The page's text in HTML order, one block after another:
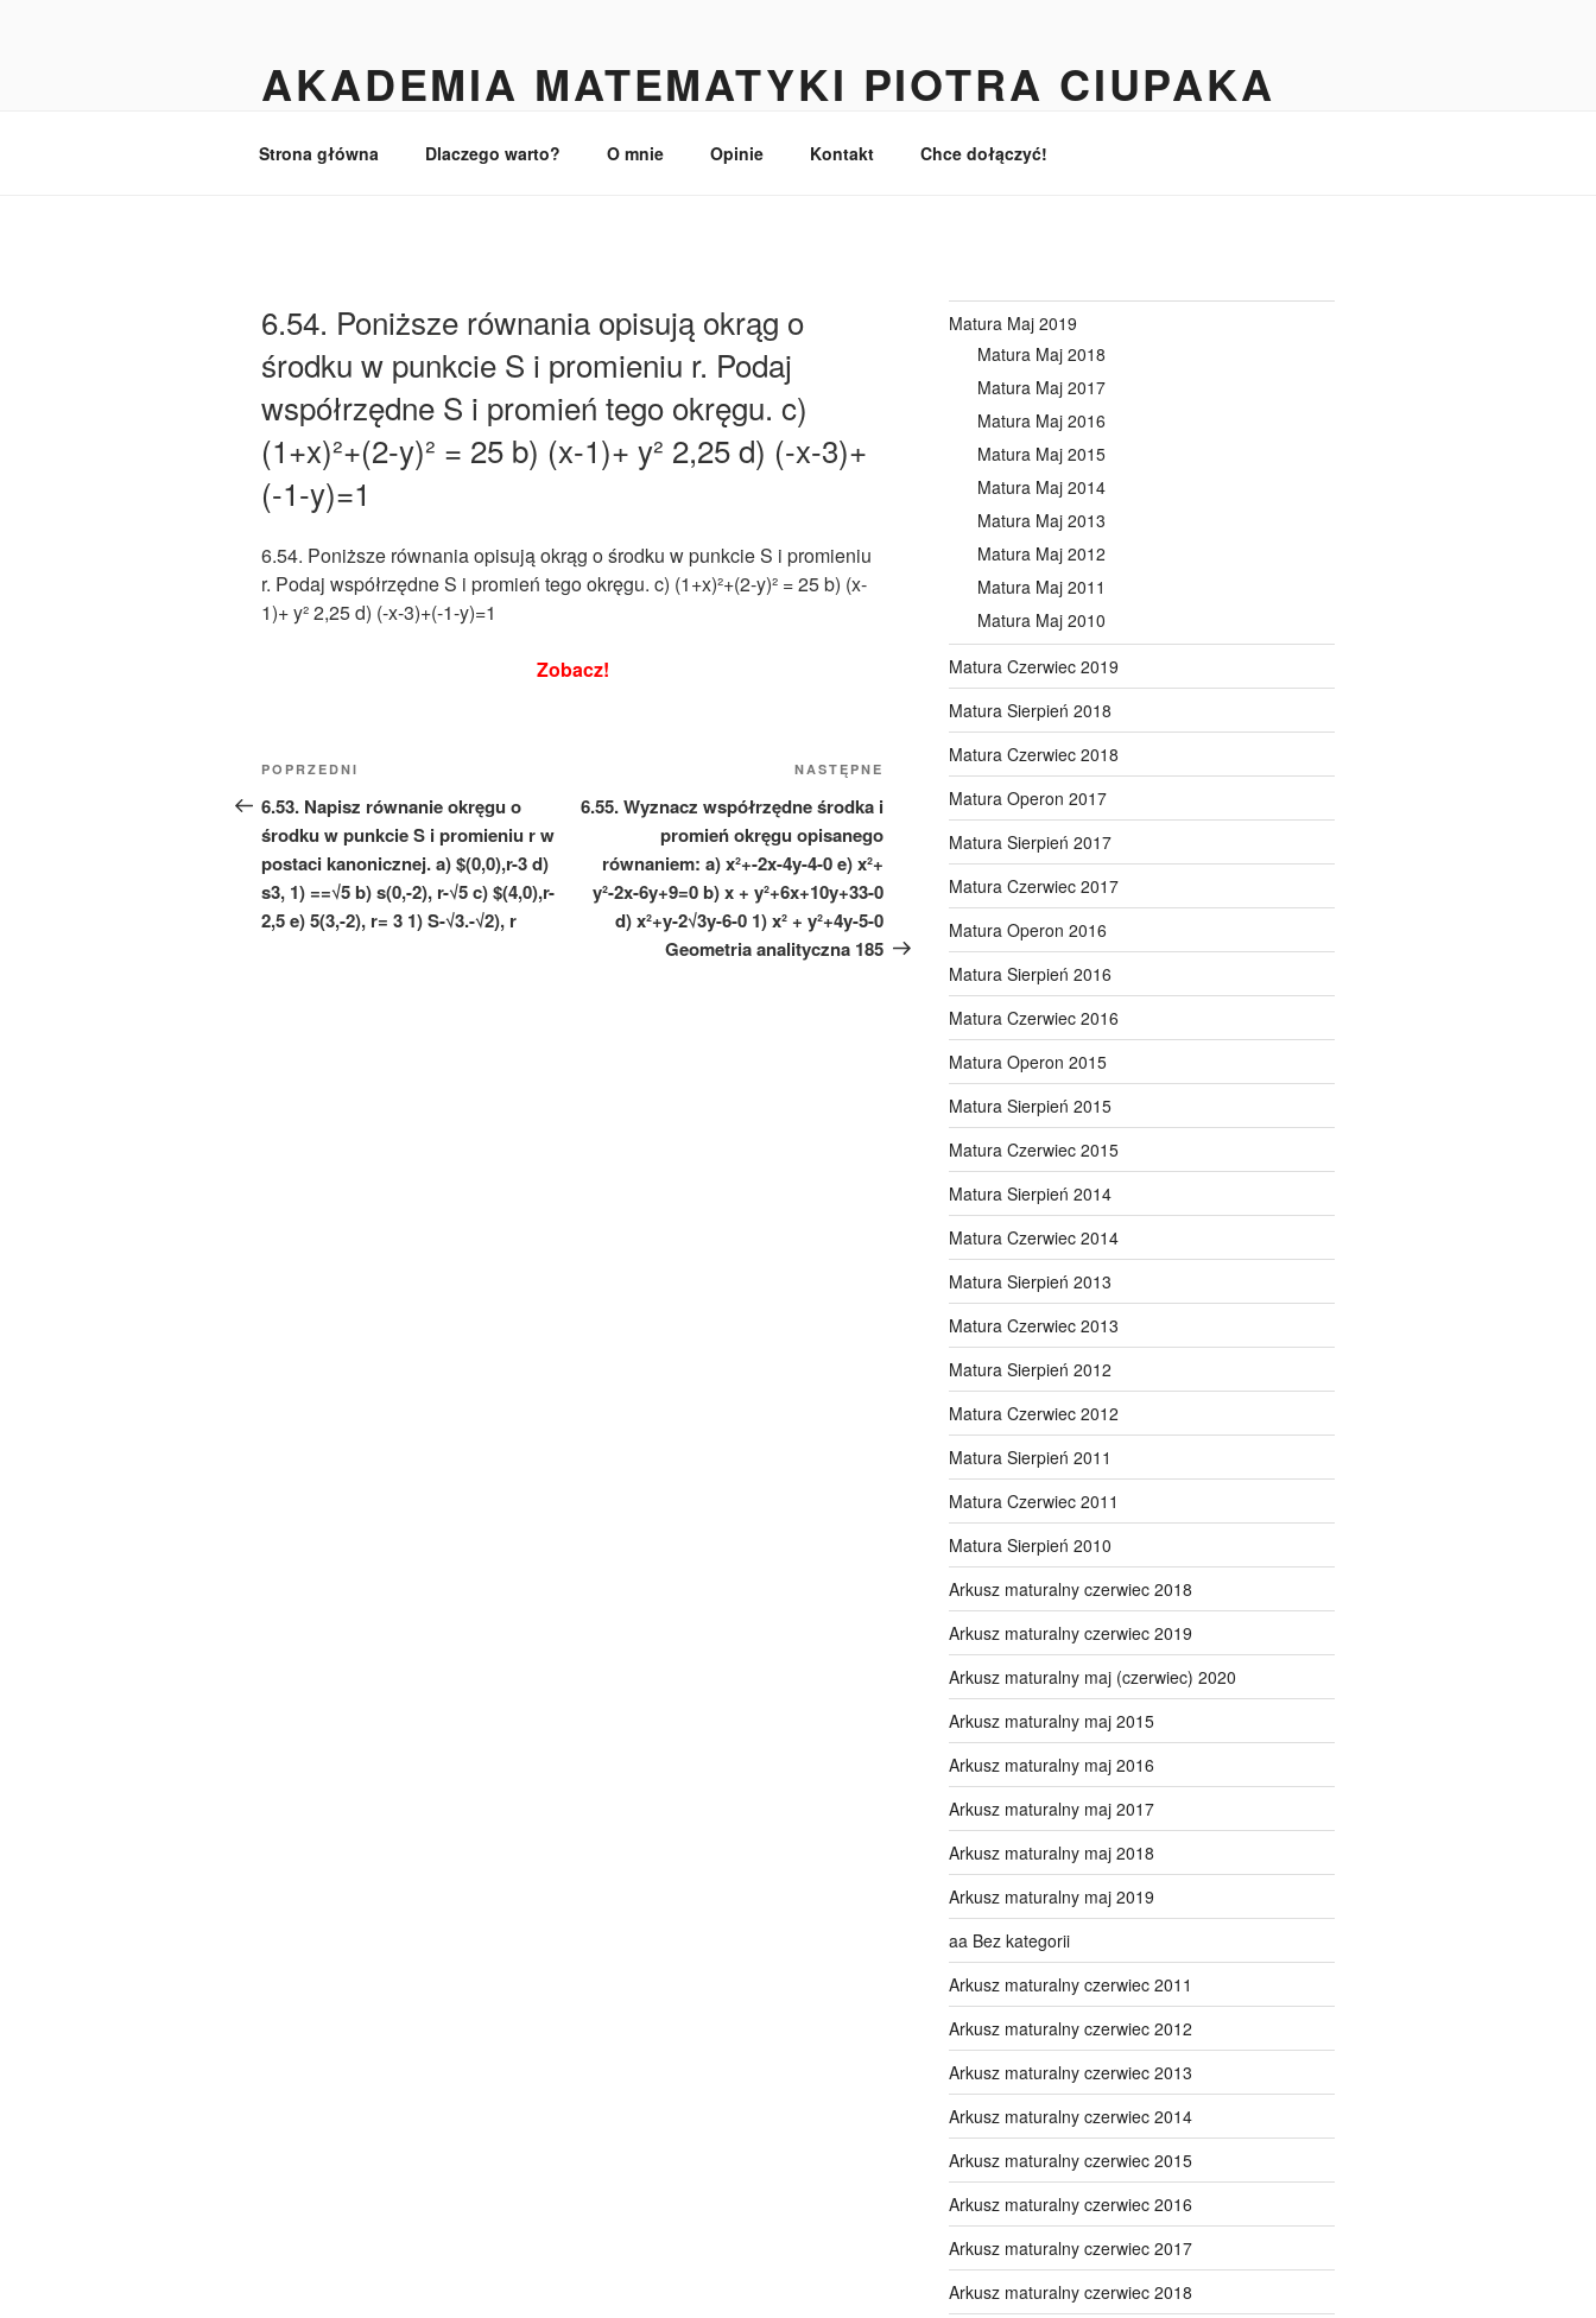
AKADEMIA MATEMATYKI PIOTRA CIUPAKA
Strona główna Dlaczego warto? O mnie Opinie Kontakt Chce dołączyć!
6.54. Poniższe równania opisują okrąg o
środku w punkcie S i promieniu r. Podaj
współrzędne S i promień tego okręgu. c)
(1+x)²+(2-y)² = 25 b) (x-1)+ y² 2,25 d) (-x-3)+
(-1-y)=1
6.54. Poniższe równania opisują okrąg o środku w punkcie S i promieniu
r. Podaj współrzędne S i promień tego okręgu. c) (1+x)²+(2-y)² = 25 b) (x-
1)+ y² 2,25 d) (-x-3)+(-1-y)=1
Zobacz!
Nawigacja
wpisu
Poprzedni
wpis
POPRZEDNI
6.53. Napisz równanie okręgu o
środku w punkcie S i promieniu r w
postaci kanonicznej. a) $(0,0),r-3 d)
s3, 1) ==√5 b) s(0,-2), r-√5 c) $(4,0),r-
2,5 e) 5(3,-2), r= 3 1) S-√3.-√2), r
Następny
wpis
NASTĘPNE
6.55. Wyznacz współrzędne środka i
promień okręgu opisanego
równaniem: a) x²+-2x-4y-4-0 e) x²+
y²-2x-6y+9=0 b) x + y²+6x+10y+33-0
d) x²+y-2√3y-6-0 1) x² + y²+4y-5-0
Geometria analityczna 185
Matura Maj 2019
Matura Maj 2018
Matura Maj 2017
Matura Maj 2016
Matura Maj 2015
Matura Maj 2014
Matura Maj 2013
Matura Maj 2012
Matura Maj 2011
Matura Maj 2010
Matura Czerwiec 2019
Matura Sierpień 2018
Matura Czerwiec 2018
Matura Operon 2017
Matura Sierpień 2017
Matura Czerwiec 2017
Matura Operon 2016
Matura Sierpień 2016
Matura Czerwiec 2016
Matura Operon 2015
Matura Sierpień 2015
Matura Czerwiec 2015
Matura Sierpień 2014
Matura Czerwiec 2014
Matura Sierpień 2013
Matura Czerwiec 2013
Matura Sierpień 2012
Matura Czerwiec 2012
Matura Sierpień 2011
Matura Czerwiec 2011
Matura Sierpień 2010
Arkusz maturalny czerwiec 2018
Arkusz maturalny czerwiec 2019
Arkusz maturalny maj (czerwiec) 2020
Arkusz maturalny maj 2015
Arkusz maturalny maj 2016
Arkusz maturalny maj 2017
Arkusz maturalny maj 2018
Arkusz maturalny maj 2019
aa Bez kategorii
Arkusz maturalny czerwiec 2011
Arkusz maturalny czerwiec 2012
Arkusz maturalny czerwiec 2013
Arkusz maturalny czerwiec 2014
Arkusz maturalny czerwiec 2015
Arkusz maturalny czerwiec 2016
Arkusz maturalny czerwiec 2017
Arkusz maturalny czerwiec 2018